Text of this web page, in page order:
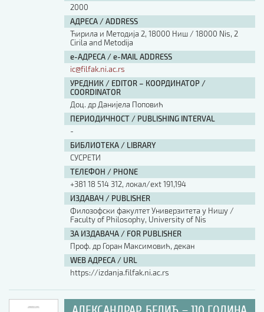
Шаблон прве стране и импресума [B5, ћир]
Шаблон прве стране и импресума [B5, лат]
Шаблон прве стране и импресума [B5, енг]
Етички кодекс
ПРЕТРАГА ИЗДАЊА
Наслов или део наслова
АУТОР / AUTHOR
2000
АДРЕСА / ADDRESS
Ћирила и Методија 2, 18000 Ниш / 18000 Nis, 2
Cirila and Metodija
е-АДРЕСА / e-MAIL ADDRESS
ic@filfak.ni.ac.rs
УРЕДНИК / EDITOR – КООРДИНАТОР /
COORDINATOR
Доц. др Данијела Поповић
ПЕРИОДИЧНОСТ / PUBLISHING INTERVAL
-
БИБЛИОТЕКА / LIBRARY
СУСРЕТИ
ТЕЛЕФОН / PHONE
+381 18 514 312, локал/ext 191,194
ИЗДАВАЧ / PUBLISHER
Филозофски факултет Универзитета у Нишу /
Faculty of Philosophy, University of Nis
ЗА ИЗДАВАЧА / FOR PUBLISHER
Проф. др Горан Максимовић, декан
WEB АДРЕСА / URL
https://izdanja.filfak.ni.ac.rs